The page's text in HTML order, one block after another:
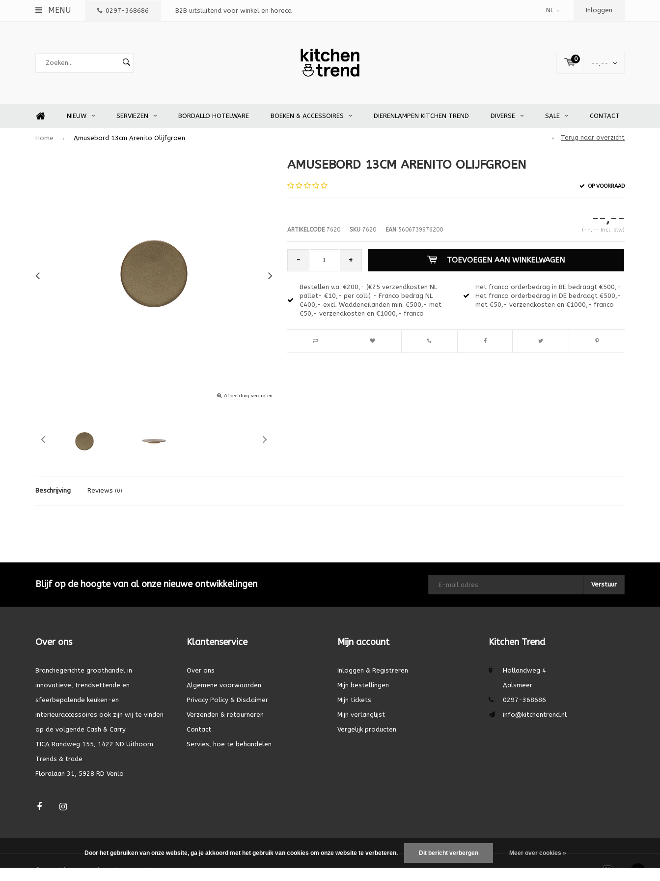
MENU 0297-368686 B2B uitsluitend voor winkel en horeca NL Inloggen
0
--,--
NIEUW SERVIEZEN BORDALLO HOTELWARE BOEKEN & ACCESSOIRES DIERENLAMPEN KITCHEN TREND DIVERSE SALE CONTACT
Home Amusebord 13cm Arenito Olijfgroen Terug naar overzicht
Afbeelding vergroten
AMUSEBORD 13CM ARENITO OLIJFGROEN
OP VOORRAAD
ARTIKELCODE7620 SKU7620 EAN5606739976200
--,--
(--,-- Incl. btw)
- + TOEVOEGEN AAN WINKELWAGEN
Bestellen v.a. €200,- (€25 verzendkosten NL
pallet- €10,- per colli) - Franco bedrag NL
€400,- excl. Waddeneilanden min. €500,- met
€50,- verzendkosten en €1000,- franco
Het franco orderbedrag in BE bedraagt €500,-
Het franco orderbedrag in DE bedraagt €500,-
met €50,- verzendkosten en €1000,- franco
Beschrijving Reviews (0)
Blijf op de hoogte van al onze nieuwe ontwikkelingen Verstuur
Over ons
Branchegerichte groothandel in
innovatieve, trendsettende en
sfeerbepalende keuken-en
interieuraccessoires ook zijn wij te vinden
op de volgende Cash & Carry
TICA Randweg 155, 1422 ND Uithoorn
Trends & trade
Floralaan 31, 5928 RD Venlo
Klantenservice
Over ons
Algemene voorwaarden
Privacy Policy & Disclaimer
Verzenden & retourneren
Contact
Servies, hoe te behandelen
Mijn account
Inloggen & Registreren
Mijn bestellingen
Mijn tickets
Mijn verlanglijst
Vergelijk producten
Kitchen Trend
Hollandweg 4
Aalsmeer
0297-368686
info@kitchentrend.nl
© Copyright 2026 - Theme byDMWS.nl|
Door het gebruiken van onze website, ga je akkoord met het gebruik van cookies om onze website te verbeteren. Dit bericht verbergen Meer over cookies »